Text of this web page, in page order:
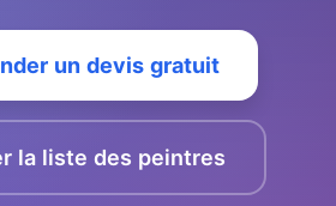
un devis gratuit
la liste des peintres